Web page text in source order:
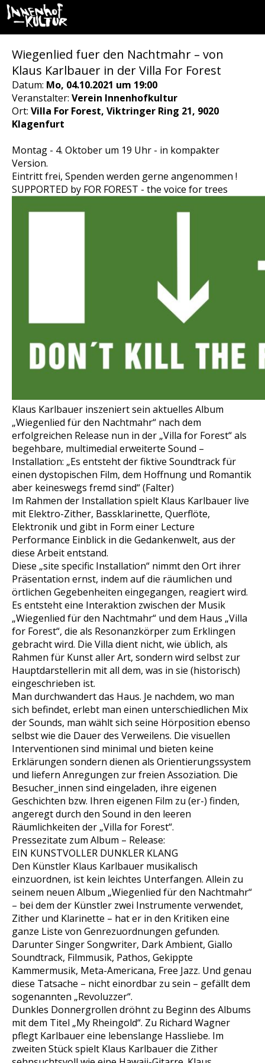
Wiegenlied fuer den Nachtmahr – von
Klaus Karlbauer in der Villa For Forest
Datum: Mo, 04.10.2021 um 19:00
Veranstalter: Verein Innenhofkultur
Ort: Villa For Forest, Viktringer Ring 21, 9020
Klagenfurt
Montag - 4. Oktober um 19 Uhr - in kompakter
Version.
Eintritt frei, Spenden werden gerne angenommen !
SUPPORTED by FOR FOREST - the voice for trees
Klaus Karlbauer inszeniert sein aktuelles Album
„Wiegenlied für den Nachtmahr“ nach dem
erfolgreichen Release nun in der „Villa for Forest“ als
begehbare, multimedial erweiterte Sound –
Installation: „Es entsteht der fiktive Soundtrack für
einen dystopischen Film, dem Hoffnung und Romantik
aber keineswegs fremd sind“ (Falter)
Im Rahmen der Installation spielt Klaus Karlbauer live
mit Elektro-Zither, Bassklarinette, Querflöte,
Elektronik und gibt in Form einer Lecture
Performance Einblick in die Gedankenwelt, aus der
diese Arbeit entstand.
Diese „site specific Installation“ nimmt den Ort ihrer
Präsentation ernst, indem auf die räumlichen und
örtlichen Gegebenheiten eingegangen, reagiert wird.
Es entsteht eine Interaktion zwischen der Musik
„Wiegenlied für den Nachtmahr“ und dem Haus „Villa
for Forest“, die als Resonanzkörper zum Erklingen
gebracht wird. Die Villa dient nicht, wie üblich, als
Rahmen für Kunst aller Art, sondern wird selbst zur
Hauptdarstellerin mit all dem, was in sie (historisch)
eingeschrieben ist.
Man durchwandert das Haus. Je nachdem, wo man
sich befindet, erlebt man einen unterschiedlichen Mix
der Sounds, man wählt sich seine Hörposition ebenso
selbst wie die Dauer des Verweilens. Die visuellen
Interventionen sind minimal und bieten keine
Erklärungen sondern dienen als Orientierungssystem
und liefern Anregungen zur freien Assoziation. Die
Besucher_innen sind eingeladen, ihre eigenen
Geschichten bzw. Ihren eigenen Film zu (er-) finden,
angeregt durch den Sound in den leeren
Räumlichkeiten der „Villa for Forest“.
Pressezitate zum Album – Release:
EIN KUNSTVOLLER DUNKLER KLANG
Den Künstler Klaus Karlbauer musikalisch
einzuordnen, ist kein leichtes Unterfangen. Allein zu
seinem neuen Album „Wiegenlied für den Nachtmahr“
– bei dem der Künstler zwei Instrumente verwendet,
Zither und Klarinette – hat er in den Kritiken eine
ganze Liste von Genrezuordnungen gefunden.
Darunter Singer Songwriter, Dark Ambient, Giallo
Soundtrack, Filmmusik, Pathos, Gekippte
Kammermusik, Meta-Americana, Free Jazz. Und genau
diese Tatsache – nicht einordbar zu sein – gefällt dem
sogenannten „Revoluzzer“.
Dunkles Donnergrollen dröhnt zu Beginn des Albums
mit dem Titel „My Rheingold“. Zu Richard Wagner
pflegt Karlbauer eine lebenslange Hassliebe. Im
zweiten Stück spielt Klaus Karlbauer die Zither